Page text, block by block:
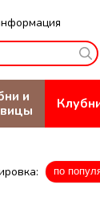
и
по